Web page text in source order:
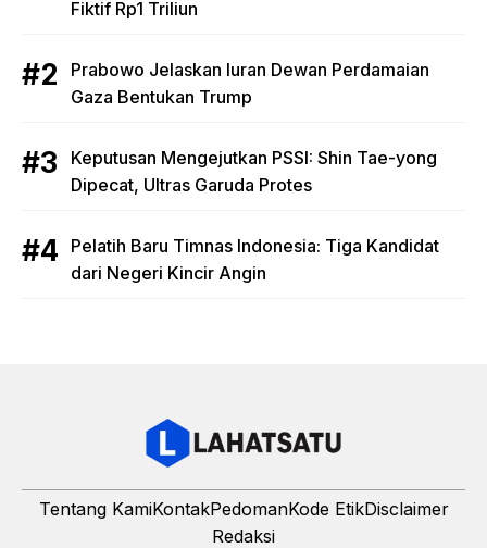
Fiktif Rp1 Triliun
Prabowo Jelaskan Iuran Dewan Perdamaian
Gaza Bentukan Trump
Keputusan Mengejutkan PSSI: Shin Tae-yong
Dipecat, Ultras Garuda Protes
Pelatih Baru Timnas Indonesia: Tiga Kandidat
dari Negeri Kincir Angin
Tentang KamiKontakPedomanKode EtikDisclaimer
Redaksi